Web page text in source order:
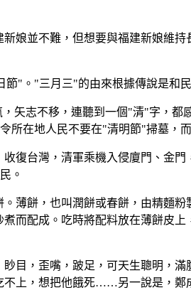
娘並不難，但想要與福建新娘維
"。"三月三"的由來根據傳說是和
矢志不移，連聽到一個"清"字，
所在地人民不要在"清明節"掃墓，
復台灣，清軍乘機入侵廈門、金
。
薄餅，也叫潤餅或春餅，由精麵
而配成。吃時將配料放在薄餅皮
目，歪嘴，跛足，可天生聰明，
上，想把他餓死……另一說是，